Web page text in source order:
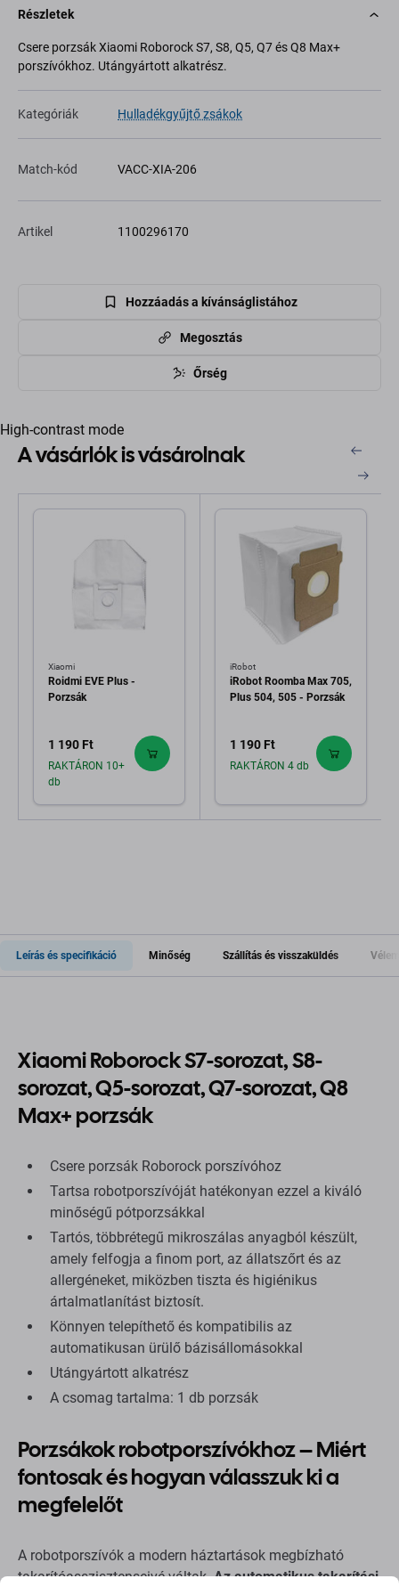
Részletek
Csere porzsák Xiaomi Roborock S7, S8, Q5, Q7 és Q8 Max+
porszívókhoz. Utángyártott alkatrész.
Kategóriák Hulladékgyűjtő zsákok
Match-kód VACC-XIA-206
Artikel 1100296170
Hozzáadás a kívánságlistához
Megosztás
Őrség
High-contrast mode
A vásárlók is vásárolnak
Xiaomi
Roidmi EVE Plus -
Porzsák
1 190 Ft
RAKTÁRON 10+
db
iRobot
iRobot Roomba Max 705,
Plus 504, 505 - Porzsák
1 190 Ft
RAKTÁRON 4 db
Leírás és specifikáció Minőség Szállítás és visszaküldés
Xiaomi Roborock S7-sorozat, S8-
sorozat, Q5-sorozat, Q7-sorozat, Q8
Max+ porzsák
Csere porzsák Roborock porszívóhoz
Tartsa robotporszívóját hatékonyan ezzel a kiváló
minőségű pótporzsákkal
Tartós, többrétegű mikroszálas anyagból készült,
amely felfogja a finom port, az állatszőrt és az
allergéneket, miközben tiszta és higiénikus
ártalmatlanítást biztosít.
Könnyen telepíthető és kompatibilis az
automatikusan ürülő bázisállomásokkal
Utángyártott alkatrész
A csomag tartalma: 1 db porzsák
Porzsákok robotporszívókhoz – Miért
fontosak és hogyan válasszuk ki a
megfelelőt
A robotporszívók a modern háztartások megbízható
takarítóasszisztenseivé váltak.Az automatikus takarítási